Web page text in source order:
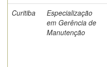
Curitiba
Especialização
em Gerência de
Manutenção